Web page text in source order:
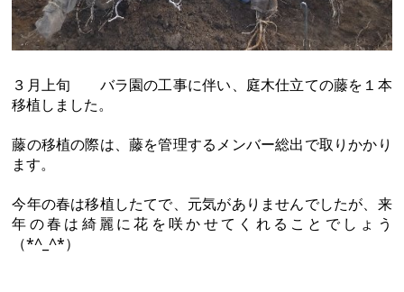
３月上旬 バラ園の工事に伴い、庭木仕立ての藤を１本
移植しました。
藤の移植の際は、藤を管理するメンバー総出で取りかかり
ます。
今年の春は移植したてで、元気がありませんでしたが、来
年の春は綺麗に花を咲かせてくれることでしょう
（*^_^*）